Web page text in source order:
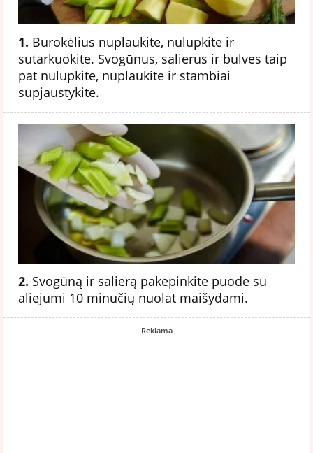
1. Burokėlius nuplaukite, nulupkite ir
sutarkuokite. Svogūnus, salierus ir bulves taip
pat nulupkite, nuplaukite ir stambiai
supjaustykite.
2. Svogūną ir salierą pakepinkite puode su
aliejumi 10 minučių nuolat maišydami.
Reklama